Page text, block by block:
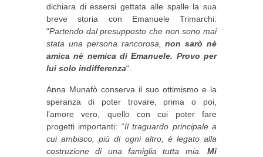
dichiara di essersi gettata alle spalle la sua
breve storia con Emanuele Trimarchi:
“Partendo dal presupposto che non sono mai
stata una persona rancorosa,non sarò nè
amica nè nemica di Emanuele. Provo per
lui solo indifferenza“.
Anna Munafò conserva il suo ottimismo e la
speranza di poter trovare, prima o poi,
l’amore vero, quello con cui poter fare
progetti importanti: “Il traguardo principale a
cui ambisco, più di ogni altro, è legato alla
costruzione di una famiglia tutta mia. Mi